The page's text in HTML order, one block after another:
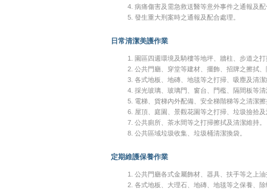
病痛傷害及需急救送醫等意外事件之通報及
發生重大刑案時之通報及配合處理。
日常清潔美護作業
園區四週環境及騎樓等地坪、牆柱、步道之
公共門廳、穿堂等建材、擺飾、招牌之擦拭
各式地板、地磚、地毯等之打掃、吸塵及清
採光玻璃、玻璃門、窗台、門檻、隔間板等
電梯、貨梯內外配備、安全梯階梯等之清潔
屋頂、庭園、景觀花園等之打掃、垃圾撿拾
公共廁所、茶水間等之打掃擦拭及清潔維持。
公共區域垃圾收集、垃圾桶清潔換袋。
定期維護保養作業
公共門廳各式金屬飾材、器具、扶手等之上
各式地板、大理石、地磚、地毯等之保養、